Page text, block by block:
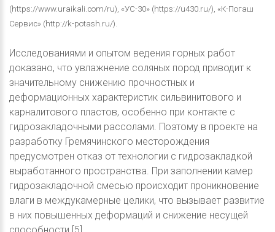
(https://www.uraikali.com/ru), «УС-30» (https://u430.ru/), «К-Погаш
Сервис» (http://k-potash.ru/).
Исследованиями и опытом ведения горных работ
доказано, что увлажнение соляных пород приводит к
значительному снижению прочностных и
деформационных характеристик сильвинитового и
карналитового пластов, особенно при контакте с
гидрозакладочными рассолами. Поэтому в проекте на
разработку Гремячинского месторождения
предусмотрен отказ от технологии с гидрозакладкой
выработанного пространства. При заполнении камер
гидрозакладочной смесью происходит проникновение
влаги в междукамерные целики, что вызывает развитие
в них повышенных деформаций и снижение несущей